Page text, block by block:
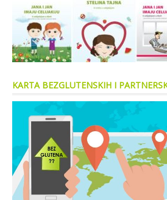
KARTA BEZGLUTENSKIH I